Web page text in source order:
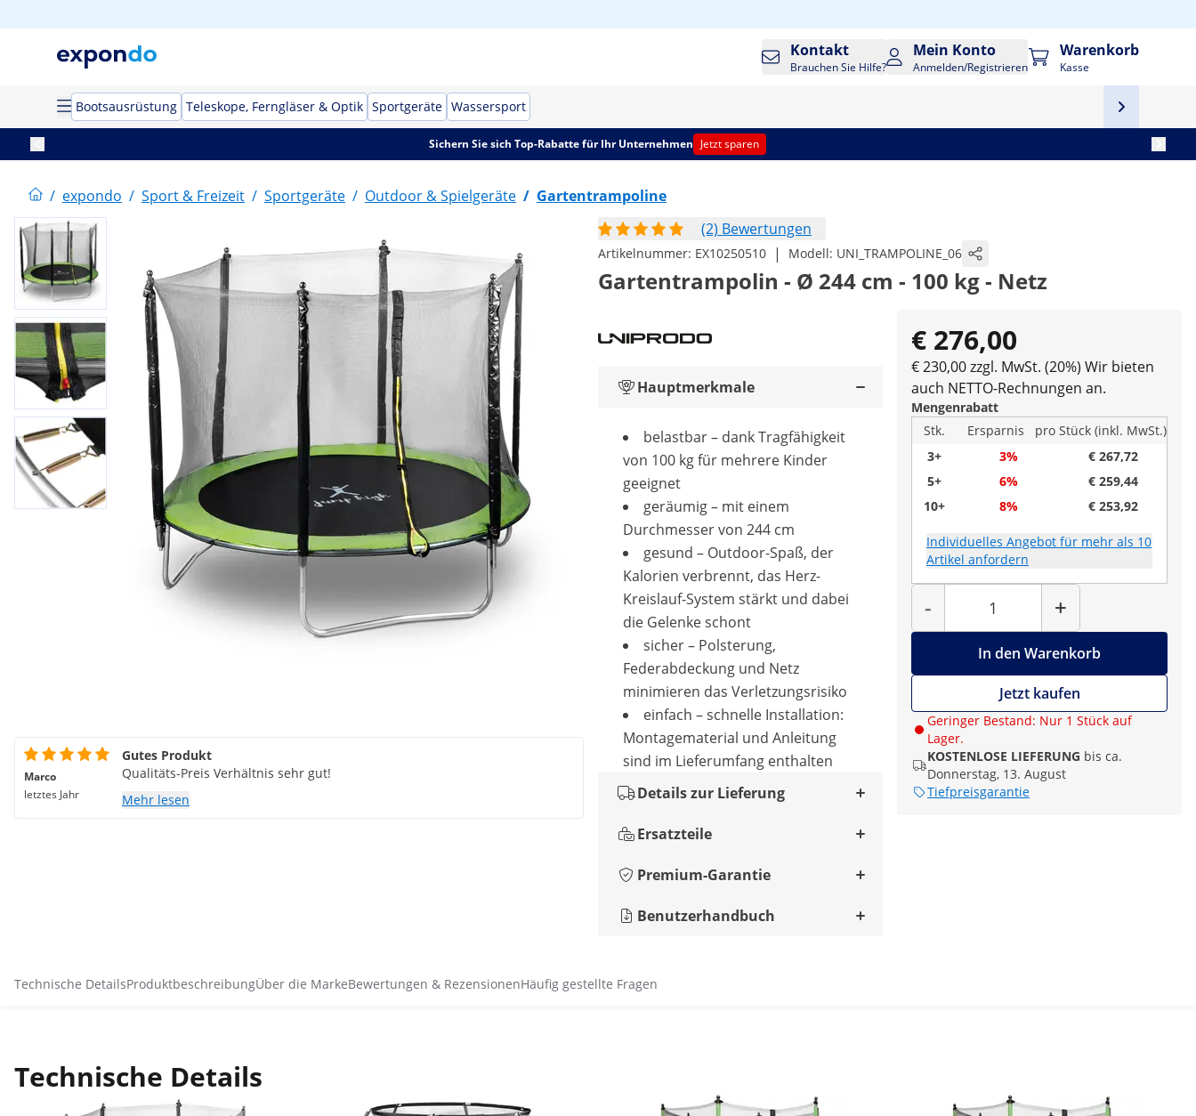
Kontakt
Brauchen Sie Hilfe?
Mein Konto
Anmelden/Registrieren
Warenkorb
Kasse
Bootsausrüstung Teleskope, Ferngläser & Optik Sportgeräte Wassersport
Sichern Sie sich Top-Rabatte für Ihr Unternehmen Jetzt sparen
/ expondo / Sport & Freizeit / Sportgeräte / Outdoor & Spielgeräte / Gartentrampoline
(2) Bewertungen
Artikelnummer: EX10250510 | Modell: UNI_TRAMPOLINE_06
Gartentrampolin - Ø 244 cm - 100 kg - Netz
€ 276,00
€ 230,00 zzgl. MwSt. (20%) Wir bieten
auch NETTO-Rechnungen an.
Mengenrabatt
Stk.
Ersparnis
pro Stück (inkl. MwSt.)
3+
3%
€ 267,72
5+
6%
€ 259,44
10+
8% € 253,92
Individuelles Angebot für mehr als 10
Artikel anfordern
-
Menge
+
In den Warenkorb
Jetzt kaufen
Geringer Bestand: Nur 1 Stück auf
Lager.
KOSTENLOSE LIEFERUNG bis ca.
Donnerstag, 13. August
Tiefpreisgarantie
Hauptmerkmale
belastbar – dank Tragfähigkeit
von 100 kg für mehrere Kinder
geeignet
geräumig – mit einem
Durchmesser von 244 cm
gesund – Outdoor-Spaß, der
Kalorien verbrennt, das Herz-
Kreislauf-System stärkt und dabei
die Gelenke schont
sicher – Polsterung,
Federabdeckung und Netz
minimieren das Verletzungsrisiko
einfach – schnelle Installation:
Montagematerial und Anleitung
sind im Lieferumfang enthalten
Details zur Lieferung
Ersatzteile
Premium-Garantie
Benutzerhandbuch
Marco
letztes Jahr
Gutes Produkt
Qualitäts-Preis Verhältnis sehr gut!
Mehr lesen
Technische DetailsProduktbeschreibungÜber die MarkeBewertungen & RezensionenHäufig gestellte Fragen
Technische Details